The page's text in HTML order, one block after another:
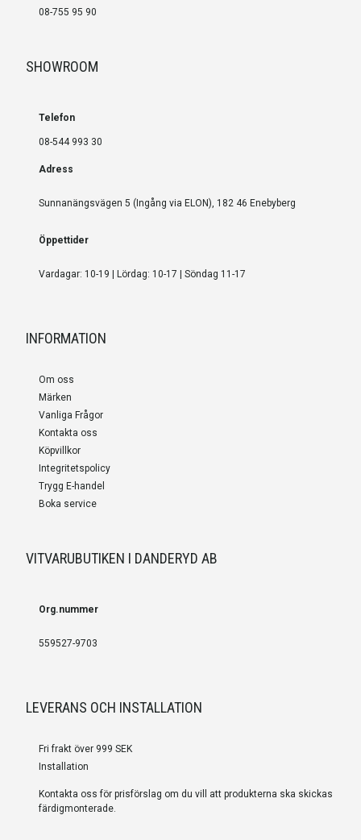
08-755 95 90
SHOWROOM
Telefon
08-544 993 30
Adress
Sunnanängsvägen 5 (Ingång via ELON), 182 46 Enebyberg
Öppettider
Vardagar: 10-19 | Lördag: 10-17 | Söndag 11-17
INFORMATION
Om oss
Märken
Vanliga Frågor
Kontakta oss
Köpvillkor
Integritetspolicy
Trygg E-handel
Boka service
VITVARUBUTIKEN I DANDERYD AB
Org.nummer
559527-9703
LEVERANS OCH INSTALLATION
Fri frakt över 999 SEK
Installation
Kontakta oss för prisförslag om du vill att produkterna ska skickas
färdigmonterade.